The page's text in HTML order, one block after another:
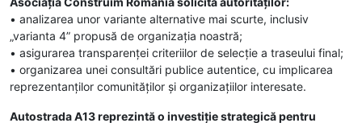
• analizarea unor variante alternative mai scurte, inclusiv
„varianta 4” propusă de organizația noastră;
• asigurarea transparenței criteriilor de selecție a traseului final;
• organizarea unei consultări publice autentice, cu implicarea
reprezentanților comunităților și organizațiilor interesate.
Autostrada A13 reprezintă o investiție strategică pentru